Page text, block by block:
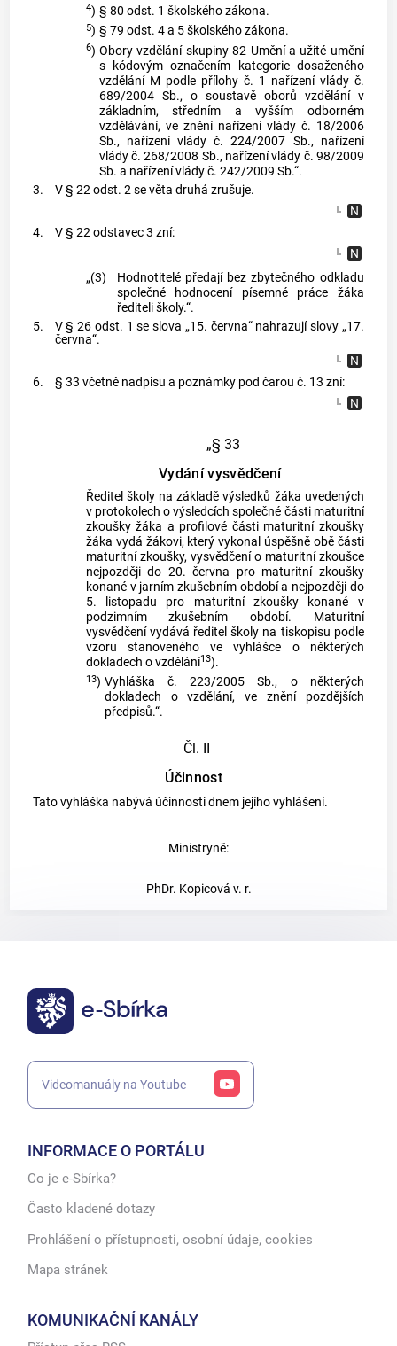
4) § 80 odst. 1 školského zákona.
5) § 79 odst. 4 a 5 školského zákona.
6) Obory vzdělání skupiny 82 Umění a užité umění
s kódovým označením kategorie dosaženého
vzdělání M podle přílohy č. 1 nařízení vlády č.
689/2004 Sb., o soustavě oborů vzdělání v
základním, středním a vyšším odborném
vzdělávání, ve znění nařízení vlády č. 18/2006
Sb., nařízení vlády č. 224/2007 Sb., nařízení
vlády č. 268/2008 Sb., nařízení vlády č. 98/2009
Sb. a nařízení vlády č. 242/2009 Sb.“.
3.
V § 22 odst. 2 se věta druhá zrušuje.
4. V § 22 odstavec 3 zní:
„(3)
Hodnotitelé předají bez zbytečného odkladu
společné hodnocení písemné práce žáka
řediteli školy.“.
5.
V § 26 odst. 1 se slova „15. června“ nahrazují slovy „17.
června“.
6. § 33 včetně nadpisu a poznámky pod čarou č. 13 zní:
„§ 33
Vydání vysvědčení
Ředitel školy na základě výsledků žáka uvedených
v protokolech o výsledcích společné části maturitní
zkoušky žáka a profilové části maturitní zkoušky
žáka vydá žákovi, který vykonal úspěšně obě části
maturitní zkoušky, vysvědčení o maturitní zkoušce
nejpozději do 20. června pro maturitní zkoušky
konané v jarním zkušebním období a nejpozději do
5. listopadu pro maturitní zkoušky konané v
podzimním zkušebním období. Maturitní
vysvědčení vydává ředitel školy na tiskopisu podle
vzoru stanoveného ve vyhlášce o některých
dokladech o vzdělání13).
13) Vyhláška č. 223/2005 Sb., o některých
dokladech o vzdělání, ve znění pozdějších
předpisů.“.
Čl. II
Účinnost
Tato vyhláška nabývá účinnosti dnem jejího vyhlášení.
Ministryně:
PhDr. Kopicová v. r.
Videomanuály na Youtube
INFORMACE O PORTÁLU
Co je e-Sbírka?
Často kladené dotazy
Prohlášení o přístupnosti, osobní údaje, cookies
Mapa stránek
KOMUNIKAČNÍ KANÁLY